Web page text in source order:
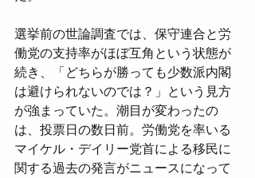
選挙前の世論調査では、保守連合と労
働党の支持率がほぼ互角という状態が
続き、「どちらが勝っても少数派内閣
は避けられないのでは？」という見方
が強まっていた。潮目が変わったの
は、投票日の数日前。労働党を率いる
マイケル・デイリー党首による移民に
関する過去の発言がニュースになって